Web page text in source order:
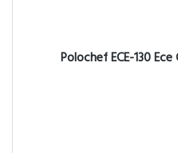
Polochef ECE-130